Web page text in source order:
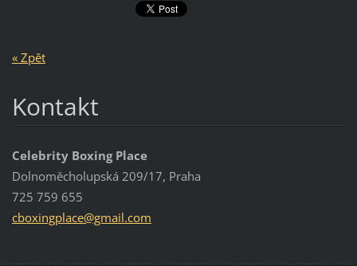
« Zpět
Kontakt
Celebrity Boxing Place
Dolnoměcholupská 209/17, Praha
725 759 655
cboxingplace@gmail.com